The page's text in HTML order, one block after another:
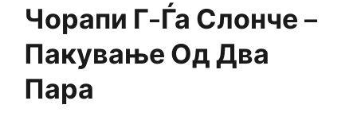
Чорапи Г-Ѓа Слонче –
Пакување Од Два
Пара